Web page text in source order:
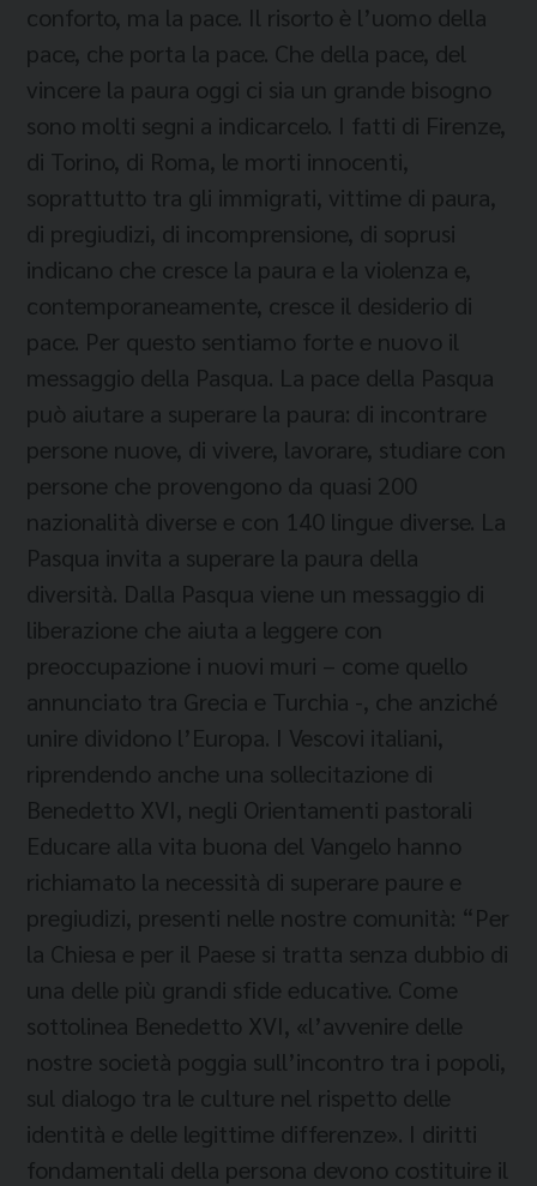
conforto, ma la pace. Il risorto è l’uomo della
pace, che porta la pace. Che della pace, del
vincere la paura oggi ci sia un grande bisogno
sono molti segni a indicarcelo. I fatti di Firenze,
di Torino, di Roma, le morti innocenti,
soprattutto tra gli immigrati, vittime di paura,
di pregiudizi, di incomprensione, di soprusi
indicano che cresce la paura e la violenza e,
contemporaneamente, cresce il desiderio di
pace. Per questo sentiamo forte e nuovo il
messaggio della Pasqua. La pace della Pasqua
può aiutare a superare la paura: di incontrare
persone nuove, di vivere, lavorare, studiare con
persone che provengono da quasi 200
nazionalità diverse e con 140 lingue diverse. La
Pasqua invita a superare la paura della
diversità. Dalla Pasqua viene un messaggio di
liberazione che aiuta a leggere con
preoccupazione i nuovi muri – come quello
annunciato tra Grecia e Turchia -, che anziché
unire dividono l’Europa. I Vescovi italiani,
riprendendo anche una sollecitazione di
Benedetto XVI, negli Orientamenti pastorali
Educare alla vita buona del Vangelo hanno
richiamato la necessità di superare paure e
pregiudizi, presenti nelle nostre comunità: “Per
la Chiesa e per il Paese si tratta senza dubbio di
una delle più grandi sfide educative. Come
sottolinea Benedetto XVI, «l’avvenire delle
nostre società poggia sull’incontro tra i popoli,
sul dialogo tra le culture nel rispetto delle
identità e delle legittime differenze». I diritti
fondamentali della persona devono costituire il